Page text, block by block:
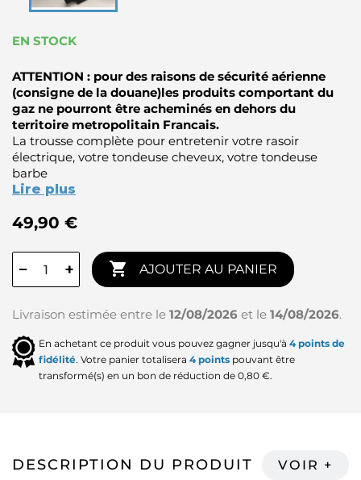
EN STOCK
ATTENTION : pour des raisons de sécurité aérienne
(consigne de la douane)les produits comportant du
gaz ne pourront être acheminés en dehors du
territoire metropolitain Francais.
La trousse complète pour entretenir votre rasoir
électrique, votre tondeuse cheveux, votre tondeuse
barbe
Lire plus
49,90 €
− +  AJOUTER AU PANIER
Livraison estimée entre le 12/08/2026 et le 14/08/2026.
En achetant ce produit vous pouvez gagner jusqu'à 4points de
fidélité. Votre panier totalisera 4points pouvant être
transformé(s) en un bon de réduction de 0,80 €.
DESCRIPTION DU PRODUIT